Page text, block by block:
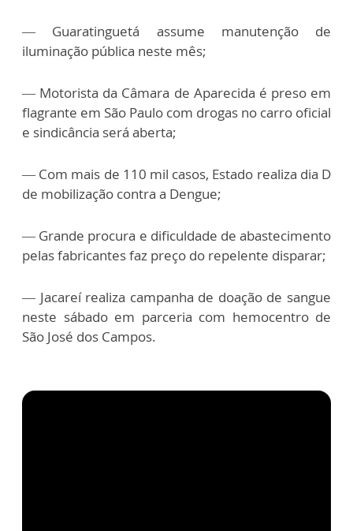
— Guaratinguetá assume manutenção de
iluminação pública neste mês;
— Motorista da Câmara de Aparecida é preso em
flagrante em São Paulo com drogas no carro oficial
e sindicância será aberta;
— Com mais de 110 mil casos, Estado realiza dia D
de mobilização contra a Dengue;
— Grande procura e dificuldade de abastecimento
pelas fabricantes faz preço do repelente disparar;
— Jacareí realiza campanha de doação de sangue
neste sábado em parceria com hemocentro de
São José dos Campos.